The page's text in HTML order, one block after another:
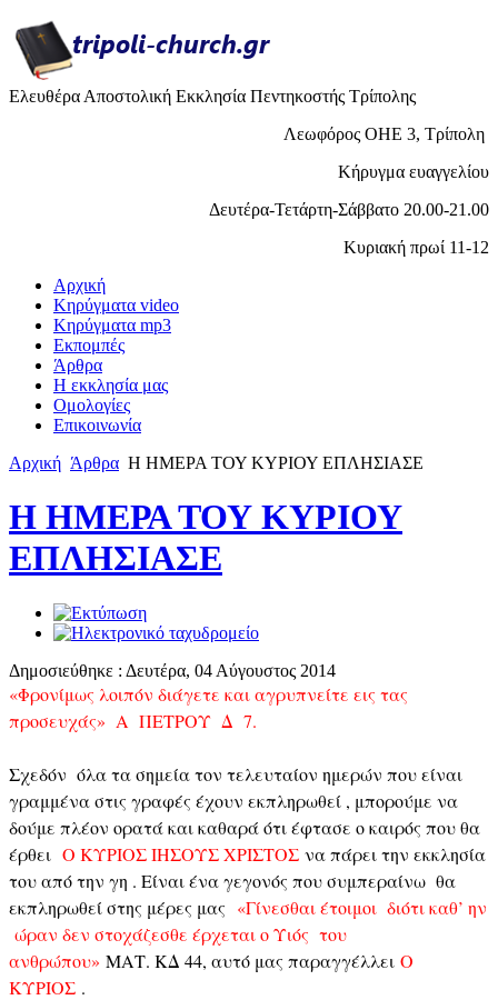
Ελευθέρα Αποστολική Εκκλησία Πεντηκοστής Τρίπολης
Λεωφόρος ΟΗΕ 3, Τρίπολη
Κήρυγμα ευαγγελίου
Δευτέρα-Τετάρτη-Σάββατο 20.00-21.00
Κυριακή πρωί 11-12
Αρχική
Κηρύγματα video
Κηρύγματα mp3
Εκπομπές
Άρθρα
H εκκλησία μας
Ομολογίες
Επικοινωνία
Αρχική Άρθρα Η ΗΜΕΡΑ ΤΟΥ ΚΥΡΙΟΥ ΕΠΛΗΣΙΑΣΕ
Η ΗΜΕΡΑ ΤΟΥ ΚΥΡΙΟΥ
ΕΠΛΗΣΙΑΣΕ
Δημοσιεύθηκε : Δευτέρα, 04 Αύγουστος 2014
«Φρονίμως λοιπόν διάγετε και αγρυπνείτε εις τας
προσευχάς» Α ΠΕΤΡΟΥ Δ 7.
Σχεδόν όλα τα σημεία τον τελευταίον ημερών που είναι
γραμμένα στις γραφές έχουν εκπληρωθεί , μπορούμε να
δούμε πλέον ορατά και καθαρά ότι έφτασε ο καιρός που θα
έρθει Ο ΚΥΡΙΟΣ ΙΗΣΟΥΣ ΧΡΙΣΤΟΣ να πάρει την εκκλησία
του από την γη . Είναι ένα γεγονός που συμπεραίνω θα
εκπληρωθεί στης μέρες μας «Γίνεσθαι έτοιμοι διότι καθ’ ην
ώραν δεν στοχάζεσθε έρχεται ο Υιός του
ανθρώπου» ΜΑΤ. ΚΔ 44, αυτό μας παραγγέλλει Ο
ΚΥΡΙΟΣ .